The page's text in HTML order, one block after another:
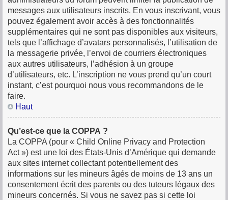
messages aux utilisateurs inscrits. En vous inscrivant, vous
pouvez également avoir accès à des fonctionnalités
supplémentaires qui ne sont pas disponibles aux visiteurs,
tels que l’affichage d’avatars personnalisés, l’utilisation de
la messagerie privée, l’envoi de courriers électroniques
aux autres utilisateurs, l’adhésion à un groupe
d’utilisateurs, etc. L’inscription ne vous prend qu’un court
instant, c’est pourquoi nous vous recommandons de le
faire.
Haut
Qu’est-ce que la COPPA ?
La COPPA (pour « Child Online Privacy and Protection
Act ») est une loi des États-Unis d’Amérique qui demande
aux sites internet collectant potentiellement des
informations sur les mineurs âgés de moins de 13 ans un
consentement écrit des parents ou des tuteurs légaux des
mineurs concernés. Si vous ne savez pas si cette loi